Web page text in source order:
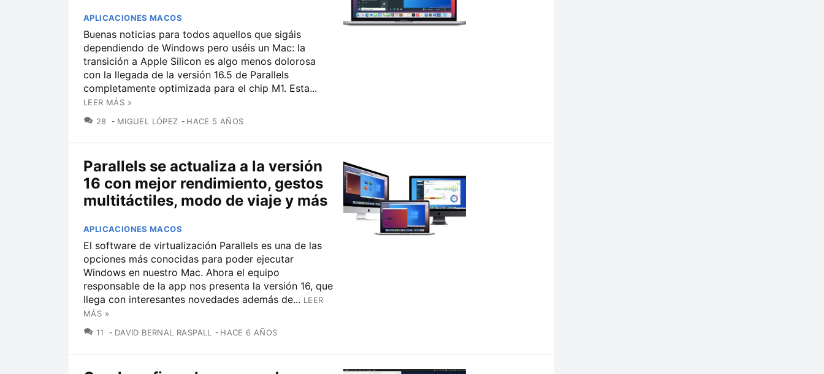
APLICACIONES MACOS
Buenas noticias para todos aquellos que sigáis
dependiendo de Windows pero uséis un Mac: la
transición a Apple Silicon es algo menos dolorosa
con la llegada de la versión 16.5 de Parallels
completamente optimizada para el chip M1. Esta...
LEER MÁS »
28 COMENTARIOS
MIGUEL LÓPEZ HACE 5 AÑOS
Parallels se actualiza a la versión
16 con mejor rendimiento, gestos
multitáctiles, modo de viaje y más
APLICACIONES MACOS
El software de virtualización Parallels es una de las
opciones más conocidas para poder ejecutar
Windows en nuestro Mac. Ahora el equipo
responsable de la app nos presenta la versión 16, que
llega con interesantes novedades además de... LEER
MÁS »
11
COMENTARIOS
DAVID BERNAL RASPALL HACE 6 AÑOS